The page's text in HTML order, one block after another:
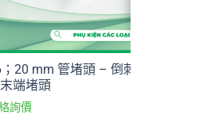
20 mm 管堵頭 – 倒刺
端堵頭